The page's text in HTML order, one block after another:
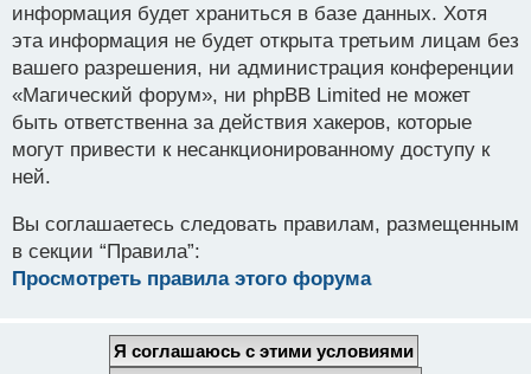
информация будет храниться в базе данных. Хотя
эта информация не будет открыта третьим лицам без
вашего разрешения, ни администрация конференции
«Магический форум», ни phpBB Limited не может
быть ответственна за действия хакеров, которые
могут привести к несанкционированному доступу к
ней.
Вы соглашаетесь следовать правилам, размещенным
в секции “Правила”:
Просмотреть правила этого форума